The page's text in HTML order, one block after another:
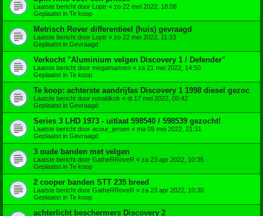
Laatste bericht door Loptr « zo 22 mei 2022, 18:08
Geplaatst in Te koop
Metrisch Rover differentieel (huis) gevraagd
Laatste bericht door Loptr « zo 22 mei 2022, 11:33
Geplaatst in Gevraagd
Verkocht "Aluminium velgen Discovery 1 / Defender"
Laatste bericht door megamannen « za 21 mei 2022, 14:50
Geplaatst in Te koop
Te koop: achterste aandrijfas Discovery 1 1998 diesel gezoc
Laatste bericht door ronaldkok « di 17 mei 2022, 00:42
Geplaatst in Gevraagd
Series 3 LHD 1973 - uitlaat 598540 / 598539 gezocht!
Laatste bericht door acour_jeroen « ma 09 mei 2022, 21:31
Geplaatst in Gevraagd
3 oude banden met velgen
Laatste bericht door GatheRRoveR « za 23 apr 2022, 10:35
Geplaatst in Te koop
2 cooper banden STT 235 breed
Laatste bericht door GatheRRoveR « za 23 apr 2022, 10:30
Geplaatst in Te koop
achterlicht beschermers Discovery 2